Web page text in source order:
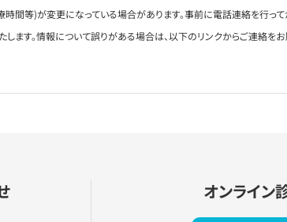
間等)が変更になっている場合があります。事前に電話連絡を行っ
します。情報について誤りがある場合は、以下のリンクからご連絡を
オンライン